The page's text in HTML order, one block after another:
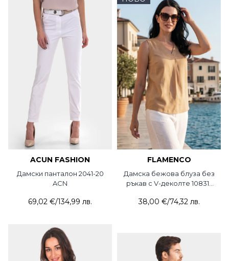
ACUN FASHION
Дамски панталон 2041-20
ACN
69,02 €/134,99 лв.
FLAMENCO
Дамска бежова блуза без
ръкав с V-деколте 10831-
38,00 €/74,32 лв.